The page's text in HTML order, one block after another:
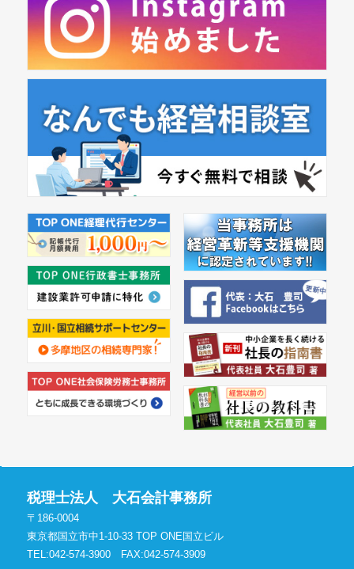
税理士法人 大石会計事務所
〒186-0004
東京都国立市中1-10-33 TOP ONE国立ビル
TEL:042-574-3900 FAX:042-574-3909